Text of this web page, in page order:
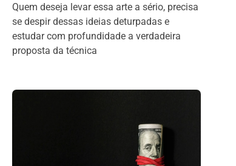
Quem deseja levar essa arte a sério, precisa
se despir dessas ideias deturpadas e
estudar com profundidade a verdadeira
proposta da técnica